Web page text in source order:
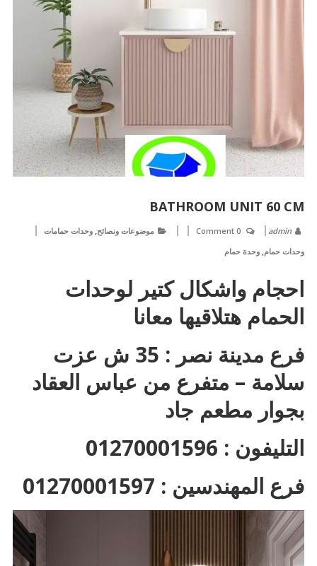
BATHROOM UNIT 60 CM
admin
0 Comment موضوعات ونصائح, وحدات حمامات
وحدات حمام, وحدة حمام
احجام واشكال كتير لوحدات
الحمام هتلاقيها معانا
فرع مدينة نصر : 35 ش عزت
سلامة – متفرع من عباس العقاد
بجوار مطعم جاد
التليفون : 01270001596
فرع المهندسين : 01270001597